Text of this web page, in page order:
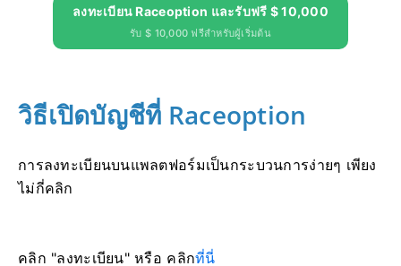
ลงทะเบียน Raceoption และรับฟรี $ 10,000
รับ $ 10,000 ฟรีสำหรับผู้เริ่มต้น
วิธีเปิดบัญชีที่ Raceoption
การลงทะเบียนบนแพลตฟอร์มเป็นกระบวนการง่ายๆ เพียง
ไม่กี่คลิก
คลิก "ลงทะเบียน" หรือ คลิกที่นี่